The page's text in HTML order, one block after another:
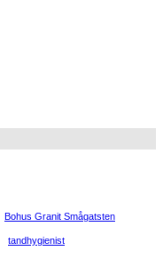
Bohus Granit Smågatsten
tandhygienist